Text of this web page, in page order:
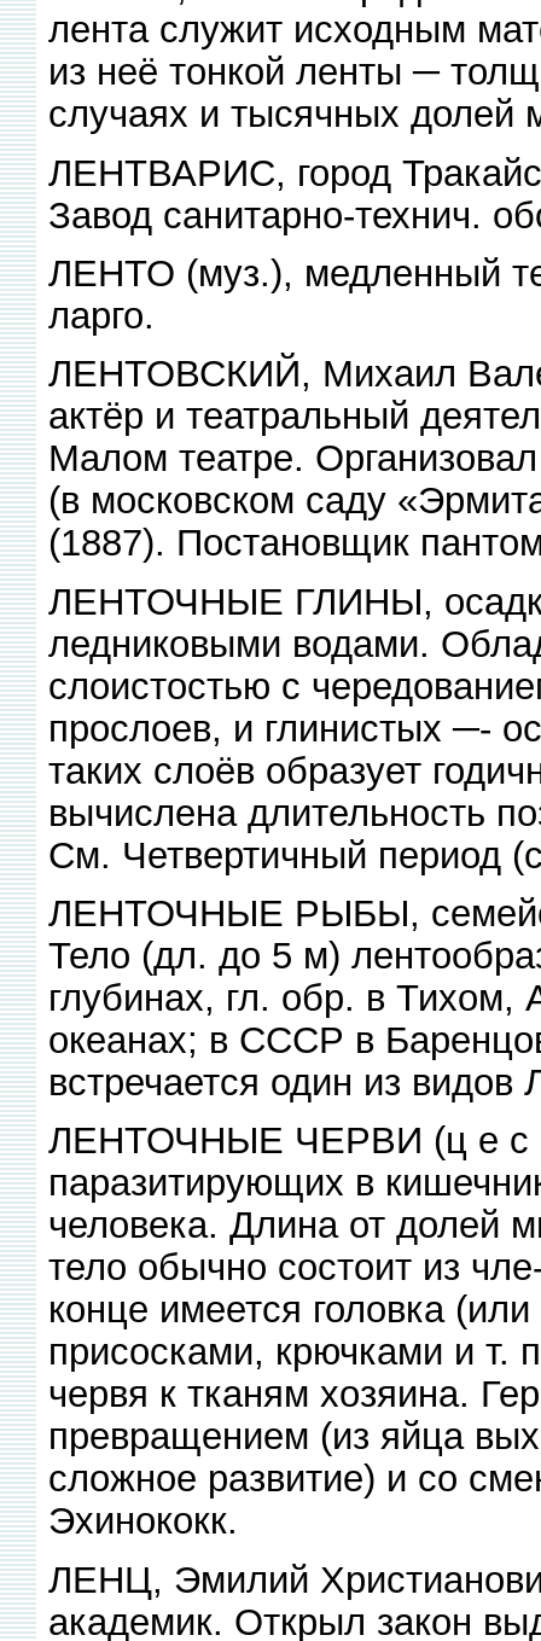
лента служит исходным
из неё тонкой ленты ─
случаях и тысячных долей
ЛЕНТВАРИС, город
Завод санитарно-технич.
ЛЕНТО (муз.), медленный
ларго.
ЛЕНТОВСКИЙ, Михаил
актёр и театральный
Малом театре.
(в московском саду
(1887). Постановщик
ЛЕНТОЧНЫЕ ГЛИНЫ,
ледниковыми водами.
слоистостью с
прослоев, и глинистых ─-
таких слоёв образует
вычислена длительность
См. Четвертичный период
ЛЕНТОЧНЫЕ РЫБЫ,
Тело (дл. до 5 м)
глубинах, гл. обр. в Тихом,
океанах; в СССР в
встречается один из
ЛЕНТОЧНЫЕ ЧЕРВИ (ц е с -
паразитирующих в
человека. Длина от долей
тело обычно состоит из
конце имеется головка
присосками, крючками и т.
червя к тканям хозяина.
превращением (из яйца
сложное развитие) и со
Эхинококк.
ЛЕНЦ, Эмилий
академик. Открыл закон